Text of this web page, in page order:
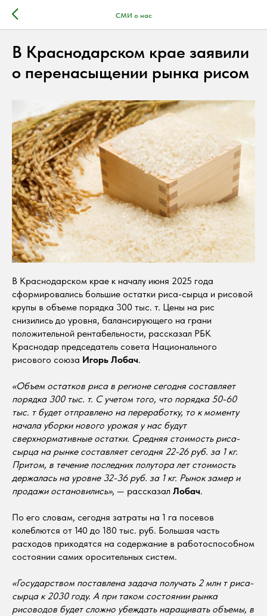
СМИ о нас
В Краснодарском крае заявили
о перенасыщении рынка рисом
В Краснодарском крае к началу июня 2025 года
сформировались большие остатки риса-сырца и рисовой
крупы в объеме порядка 300 тыс. т. Цены на рис
снизились до уровня, балансирующего на грани
положительной рентабельности, рассказал РБК
Краснодар председатель совета Национального
рисового союза Игорь Лобач.
«Объем остатков риса в регионе сегодня составляет
порядка 300 тыс. т. С учетом того, что порядка 50-60
тыс. т будет отправлено на переработку, то к моменту
начала уборки нового урожая у нас будут
сверхнормативные остатки. Средняя стоимость риса-
сырца на рынке составляет сегодня 22-26 руб. за 1 кг.
Притом, в течение последних полутора лет стоимость
держалась на уровне 32-36 руб. за 1 кг. Рынок замер и
продажи остановились», — рассказал Лобач.
По его словам, сегодня затраты на 1 га посевов
колеблются от 140 до 180 тыс. руб. Большая часть
расходов приходятся на содержание в работоспособном
состоянии самих оросительных систем.
«Государством поставлена задача получать 2 млн т риса-
сырца к 2030 году. А при таком состоянии рынка
рисоводов будет сложно убеждать наращивать объемы, в